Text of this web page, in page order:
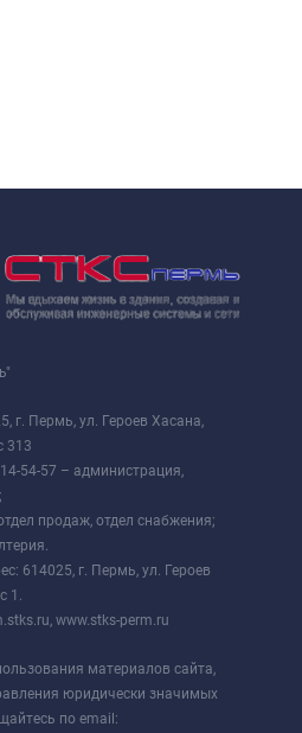
г. Пермь, ул. Героев Хасана,
313
54-57 – администрация,
продаж, отдел снабжения;
614025, г. Пермь, ул. Героев
1.
www.stks-perm.ru
материалов сайта,
юридически значимых
по email: